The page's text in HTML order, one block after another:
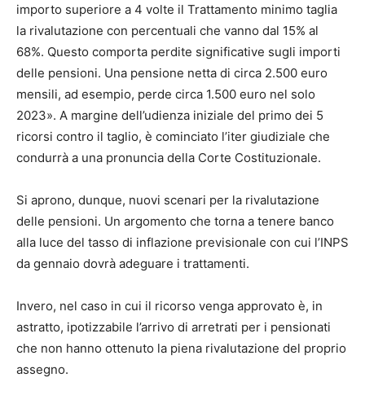
importo superiore a 4 volte il Trattamento minimo taglia
la rivalutazione con percentuali che vanno dal 15% al
68%. Questo comporta perdite significative sugli importi
delle pensioni. Una pensione netta di circa 2.500 euro
mensili, ad esempio, perde circa 1.500 euro nel solo
2023». A margine dell’udienza iniziale del primo dei 5
ricorsi contro il taglio, è cominciato l’iter giudiziale che
condurrà a una pronuncia della Corte Costituzionale.
Si aprono, dunque, nuovi scenari per la rivalutazione
delle pensioni. Un argomento che torna a tenere banco
alla luce del tasso di inflazione previsionale con cui l’INPS
da gennaio dovrà adeguare i trattamenti.
Invero, nel caso in cui il ricorso venga approvato è, in
astratto, ipotizzabile l’arrivo di arretrati per i pensionati
che non hanno ottenuto la piena rivalutazione del proprio
assegno.